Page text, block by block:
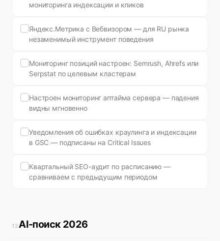
мониторинга индексации и кликов
Яндекс.Метрика с Вебвизором — для RU рынка
незаменимый инструмент поведения
Мониторинг позиций настроен: Semrush, Ahrefs или
Serpstat по целевым кластерам
Настроен мониторинг аптайма сервера — падения
видны мгновенно
Уведомления об ошибках краулинга и индексации
в GSC — подписаны на Critical Issues
Квартальный SEO-аудит по расписанию —
сравниваем с предыдущим периодом
12AI-поиск 2026